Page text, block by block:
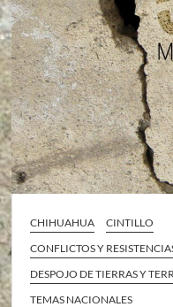
CHIHUAHUA
CINTILLO
CONFLICTOS Y
DESPOJO DE TIERRAS Y
TEMAS NACIONALES